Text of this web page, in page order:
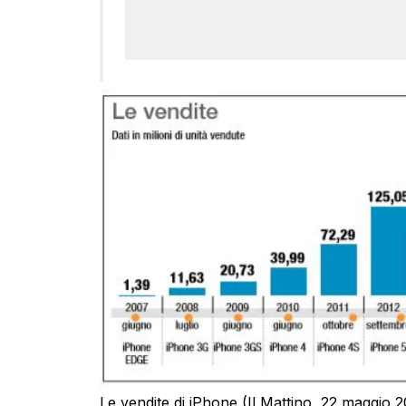
Le vendite di iPhone (Il Mattino, 22 maggio